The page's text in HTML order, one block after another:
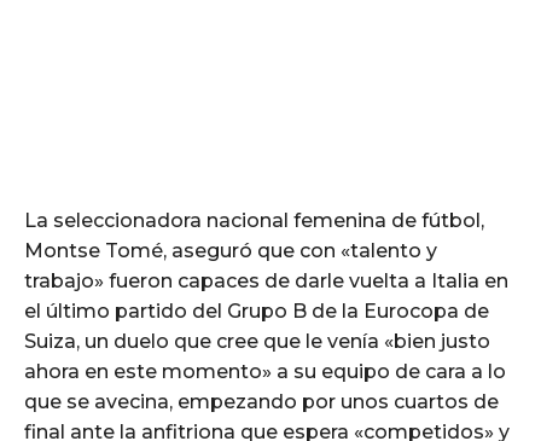
La seleccionadora nacional femenina de fútbol,
Montse Tomé, aseguró que con «talento y
trabajo» fueron capaces de darle vuelta a Italia en
el último partido del Grupo B de la Eurocopa de
Suiza, un duelo que cree que le venía «bien justo
ahora en este momento» a su equipo de cara a lo
que se avecina, empezando por unos cuartos de
final ante la anfitriona que espera «competidos» y